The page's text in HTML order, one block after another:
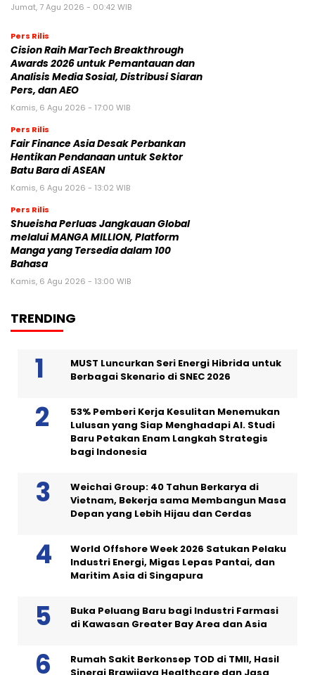
Jumat, 7 Agu 2026 - 00:42 WIB
Pers Rilis
Cision Raih MarTech Breakthrough
Awards 2026 untuk Pemantauan dan
Analisis Media Sosial, Distribusi Siaran
Pers, dan AEO
Kamis, 6 Agu 2026 - 17:00 WIB
Pers Rilis
Fair Finance Asia Desak Perbankan
Hentikan Pendanaan untuk Sektor
Batu Bara di ASEAN
Kamis, 6 Agu 2026 - 13:02 WIB
Pers Rilis
Shueisha Perluas Jangkauan Global
melalui MANGA MILLION, Platform
Manga yang Tersedia dalam 100
Bahasa
Kamis, 6 Agu 2026 - 13:00 WIB
TRENDING
MUST Luncurkan Seri Energi Hibrida untuk
Berbagai Skenario di SNEC 2026
53% Pemberi Kerja Kesulitan Menemukan
Lulusan yang Siap Menghadapi AI. Studi
Baru Petakan Enam Langkah Strategis
bagi Indonesia
Weichai Group: 40 Tahun Berkarya di
Vietnam, Bekerja sama Membangun Masa
Depan yang Lebih Hijau dan Cerdas
World Offshore Week 2026 Satukan Pelaku
Industri Energi, Migas Lepas Pantai, dan
Maritim Asia di Singapura
Buka Peluang Baru bagi Industri Farmasi
di Kawasan Greater Bay Area dan Asia
Rumah Sakit Berkonsep TOD di TMII, Hasil
Sinergi Brawijaya Healthcare dan Jasa